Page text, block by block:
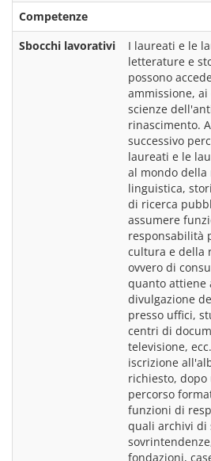
Competenze
Sbocchi lavorativi
I laureati e le
letterature e
possono
ammissione,
scienze
rinascimento.
successivo
laureati e le
al mondo della
linguistica,
di ricerca
assumere
responsabilità
cultura e della
ovvero di
quanto attiene
divulgazione
presso uffici,
centri di
televisione,
iscrizione
richiesto, dopo
percorso
funzioni di
quali archivi di
fondazioni,